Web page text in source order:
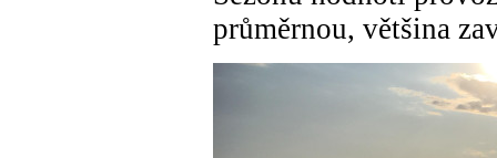
průměrnou, většina